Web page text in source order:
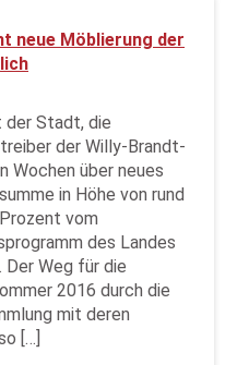
neue Möblierung der
Stadt, die
der Willy-Brandt-
Wochen über neues
in Höhe von rund
vom
des Landes
Der Weg für die
2016 durch die
mit deren
[…]